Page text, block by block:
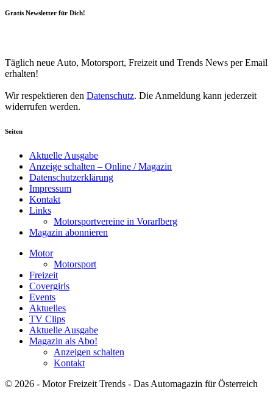
Gratis Newsletter für Dich!
Täglich neue Auto, Motorsport, Freizeit und Trends News per Email
erhalten!
Wir respektieren den Datenschutz. Die Anmeldung kann jederzeit
widerrufen werden.
Seiten
Aktuelle Ausgabe
Anzeige schalten – Online / Magazin
Datenschutzerklärung
Impressum
Kontakt
Links
Motorsportvereine in Vorarlberg
Magazin abonnieren
Motor
Motorsport
Freizeit
Covergirls
Events
Aktuelles
TV Clips
Aktuelle Ausgabe
Magazin als Abo!
Anzeigen schalten
Kontakt
© 2026 - Motor Freizeit Trends - Das Automagazin für Österreich